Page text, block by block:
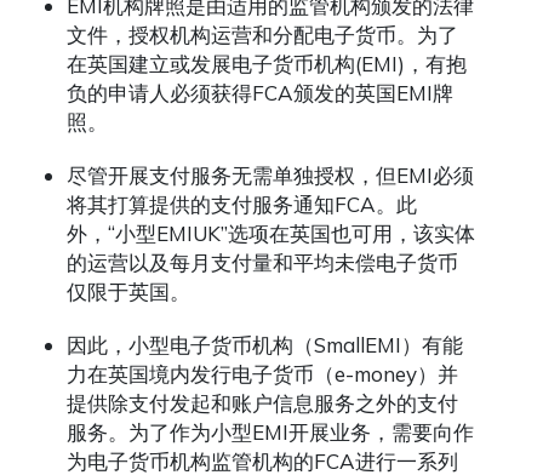
EMI机构牌照是由适用的监管机构颁发的法律
文件，授权机构运营和分配电子货币。为了
在英国建立或发展电子货币机构(EMI)，有抱
负的申请人必须获得FCA颁发的英国EMI牌
照。
尽管开展支付服务无需单独授权，但EMI必须
将其打算提供的支付服务通知FCA。此
外，“小型EMIUK”选项在英国也可用，该实体
的运营以及每月支付量和平均未偿电子货币
仅限于英国。
因此，小型电子货币机构（SmallEMI）有能
力在英国境内发行电子货币（e-money）并
提供除支付发起和账户信息服务之外的支付
服务。为了作为小型EMI开展业务，需要向作
为电子货币机构监管机构的FCA进行一系列